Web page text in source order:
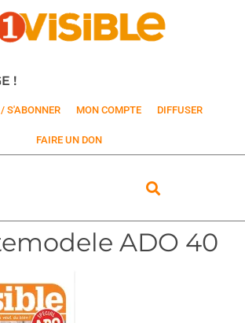
!
S'ABONNER MON COMPTE DIFFUSER
FAIRE UN DON
ADO 40